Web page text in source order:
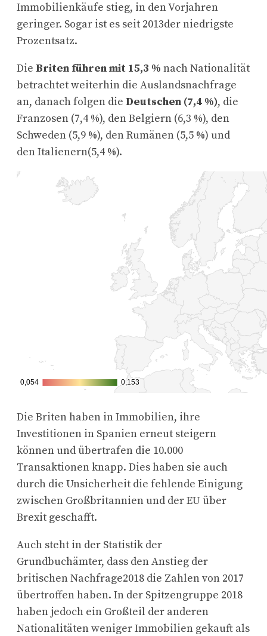
Immobilienkäufe stieg, in den Vorjahren
geringer. Sogar ist es seit 2013der niedrigste
Prozentsatz.
Die Briten führen mit 15,3 % nach Nationalität
betrachtet weiterhin die Auslandsnachfrage
an, danach folgen die Deutschen (7,4 %), die
Franzosen (7,4 %), den Belgiern (6,3 %), den
Schweden (5,9 %), den Rumänen (5,5 %) und
den Italienern(5,4 %).
Die Briten haben in Immobilien, ihre
Investitionen in Spanien erneut steigern
können und übertrafen die 10.000
Transaktionen knapp. Dies haben sie auch
durch die Unsicherheit die fehlende Einigung
zwischen Großbritannien und der EU über
Brexit geschafft.
Auch steht in der Statistik der
Grundbuchämter, dass den Anstieg der
britischen Nachfrage2018 die Zahlen von 2017
übertroffen haben. In der Spitzengruppe 2018
haben jedoch ein Großteil der anderen
Nationalitäten weniger Immobilien gekauft als